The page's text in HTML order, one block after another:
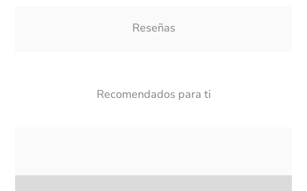
Reseñas
Recomendados para ti